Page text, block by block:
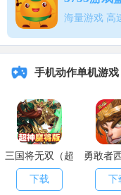
海量游戏 高
手机动作单机游戏
三国将无双（超
神魔将版）
下载
勇敢者
乱
下